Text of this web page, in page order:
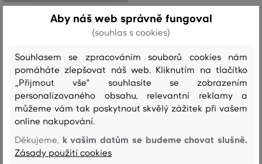
SUKNĚ GANT STRIPED WRAP SKIRT
4 999 Kč
Dostupné velikosti:
40, 42
To není všechno!
DÁMSKÉ SUKNĚ (96)
Aby náš web správně fungoval
(souhlas s cookies)
Souhlasem se zpracováním souborů cookies nám
pomáháte zlepšovat náš web. Kliknutím na tlačítko
„Přijmout vše" souhlasíte se zobrazením
personalizovaného obsahu, relevantní reklamy a
můžeme vám tak poskytnout skvělý zážitek při vašem
online nakupování.
Děkujeme, k vašim datům se budeme chovat slušně.
Zásady použití cookies